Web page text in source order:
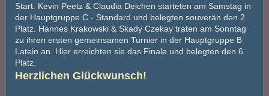
Start. Kevin Peetz & Claudia Deichen starteten am Samstag in
der Hauptgruppe C - Standard und belegten souverän den 2.
Platz. Hannes Krakowski & Skady Czekay traten am Sonntag
zu ihren ersten gemeinsamen Turnier in der Hauptgruppe B
Latein an. Hier erreichten sie das Finale und belegten den 6.
Platz.
Herzlichen Glückwunsch!